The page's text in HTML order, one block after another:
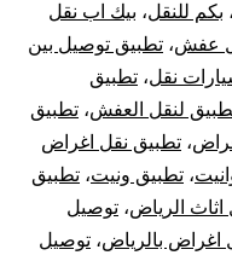
خارج
الرياض
، بكم للنقل، بيك اب نقل
عفش، تطبيق توصيل بين
نقل، تطبيق
لنقل العفش، تطبيق
، تطبيق نقل اغراض
، تطبيق ونيت، تطبيق
الرياض، توصيل
اغراض بالرياض، توصيل